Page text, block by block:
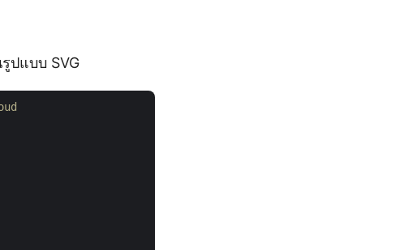
ปแบบ SVG